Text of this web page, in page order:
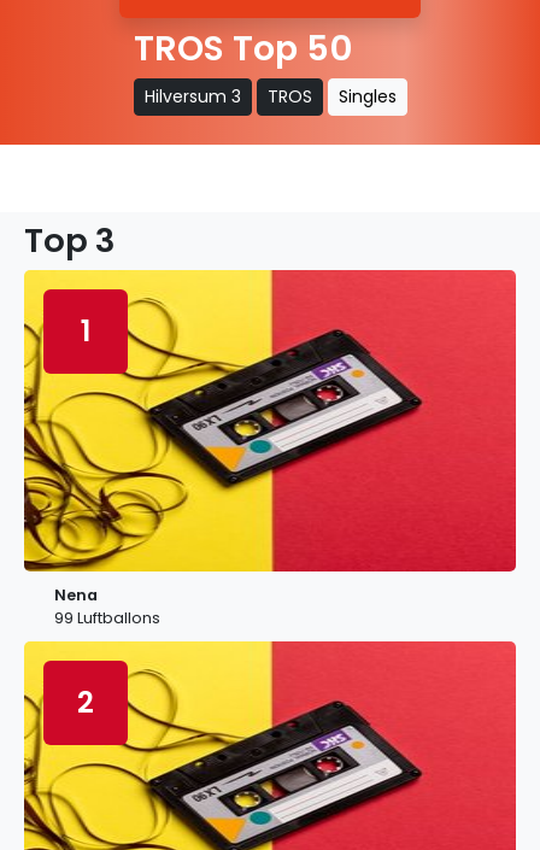
TROS Top 50
Hilversum 3 TROS Singles
Top 3
1
Nena
99 Luftballons
2